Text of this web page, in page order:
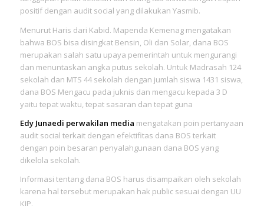
positif dengan audit social yang dilakukan Yasmib.
Menurut Haris dari Kabid. Mapenda Kemenag mengatakan
bahwa BOS bisa disingkat Bensin, Oli dan Solar, dana BOS
merupakan salah satu upaya pemerintah untuk mengurangi
dan menuntaskan angka putus sekolah. Untuk Madrasah 124
sekolah dan MTS 44 sekolah dengan jumlah siswa 1431 siswa,
dana BOS Mengacu pada juknis dan mengacu kepada 3 D
yaitu tepat waktu, tepat sasaran dan tepat guna
Edy Junaedi perwakilan media mengatakan poin pertanyaan
audit social terkait dengan efektifitas dana BOS terkait
dengan poin besaran penyalahgunaan dana BOS yang
dikelola sekolah.
Informasi tentang dana BOS harus disampaikan oleh sekolah
karena hal tersebut merupakan hak public sesuai dengan UU
KIP.